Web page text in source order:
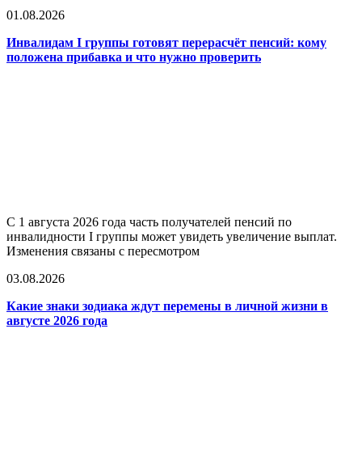
01.08.2026
Инвалидам I группы готовят перерасчёт пенсий: кому
положена прибавка и что нужно проверить
С 1 августа 2026 года часть получателей пенсий по
инвалидности I группы может увидеть увеличение выплат.
Изменения связаны с пересмотром
03.08.2026
Какие знаки зодиака ждут перемены в личной жизни в
августе 2026 года